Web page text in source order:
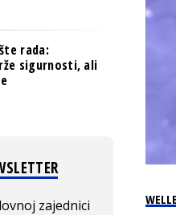
rada:
sigurnosti, ali
zajednici